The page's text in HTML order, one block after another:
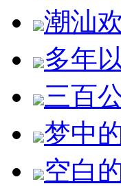
潮汕
多年
三百
梦中
空白